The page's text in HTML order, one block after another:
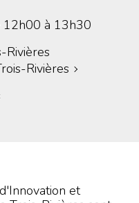
12h00 à 13h30
Rivières
Rivières
et